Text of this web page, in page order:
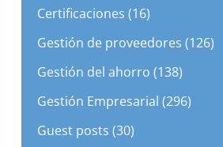
Gestión de proveedores (126)
Gestión del ahorro (138)
Gestión Empresarial (296)
Guest posts (30)
Mejorar eficiencia (349)